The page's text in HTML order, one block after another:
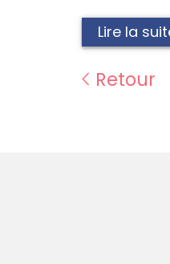
Lire la
Retour